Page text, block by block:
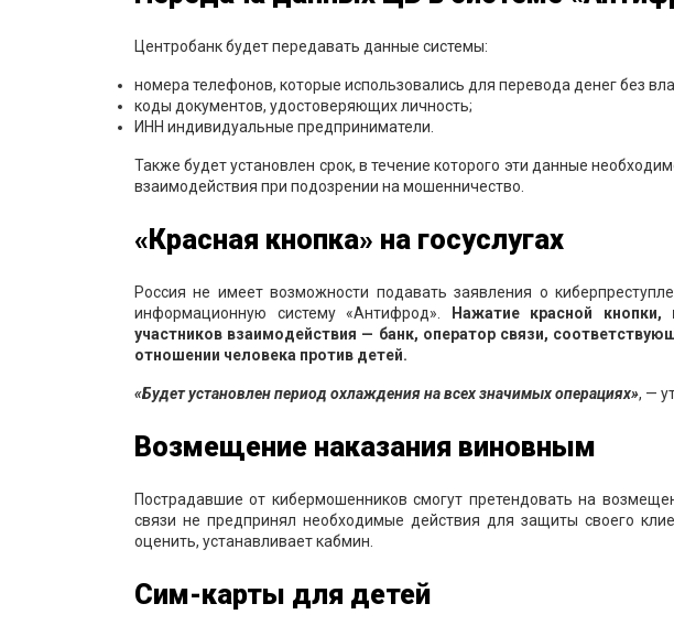
Центробанк будет передавать данные системы:
номера телефонов, которые использовались для перевода денег без
коды документов, удостоверяющих личность;
ИНН индивидуальные предприниматели.
Также будет установлен срок, в течение которого эти данные
взаимодействия при подозрении на мошенничество.
«Красная кнопка» на госуслугах
Россия не имеет возможности подавать заявления о
информационную систему «Антифрод».
Нажатие красной
участников взаимодействия — банк, оператор связи,
отношении человека против детей.
«Будет установлен период охлаждения на всех значимых операциях», —
Возмещение наказания виновным
Пострадавшие от кибермошенников смогут претендовать на
связи не предпринял необходимые действия для защиты своего
оценить, устанавливает кабмин.
Сим-карты для детей